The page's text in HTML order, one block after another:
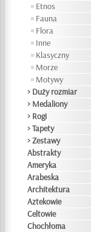
Etnos
Fauna
Flora
Inne
Klasyczny
Morze
Motywy
> Duży rozmiar
> Medaliony
> Rogi
> Tapety
> Zestawy
Abstrakty
Ameryka
Arabeska
Architektura
Aztekowie
Celtowie
Chochłoma